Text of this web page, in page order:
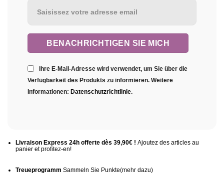
Ihre E-Mail-Adresse wird verwendet, um Sie über die
Verfügbarkeit des Produkts zu informieren. Weitere
Informationen: Datenschutzrichtlinie.
Livraison Express 24h offerte dès 39,90€ ! Ajoutez des articles au
panier et profitez-en!
Treueprogramm Sammeln Sie Punkte(mehrdazu)